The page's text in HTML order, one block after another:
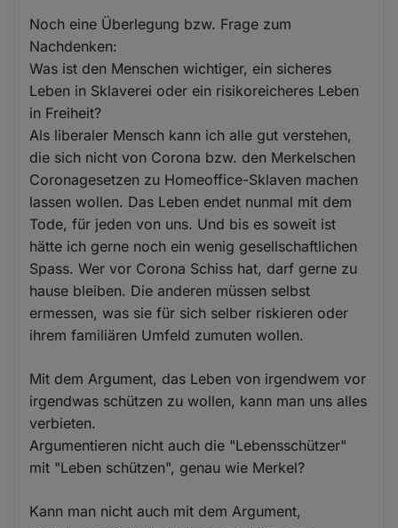
Noch eine Überlegung bzw. Frage zum
Nachdenken:
Was ist den Menschen wichtiger, ein sicheres
Leben in Sklaverei oder ein risikoreicheres Leben
in Freiheit?
Als liberaler Mensch kann ich alle gut verstehen,
die sich nicht von Corona bzw. den Merkelschen
Coronagesetzen zu Homeoffice-Sklaven machen
lassen wollen. Das Leben endet nunmal mit dem
Tode, für jeden von uns. Und bis es soweit ist
hätte ich gerne noch ein wenig gesellschaftlichen
Spass. Wer vor Corona Schiss hat, darf gerne zu
hause bleiben. Die anderen müssen selbst
ermessen, was sie für sich selber riskieren oder
ihrem familiären Umfeld zumuten wollen.
Mit dem Argument, das Leben von irgendwem vor
irgendwas schützen zu wollen, kann man uns alles
verbieten.
Argumentieren nicht auch die "Lebensschützer"
mit "Leben schützen", genau wie Merkel?
Kann man nicht auch mit dem Argument,